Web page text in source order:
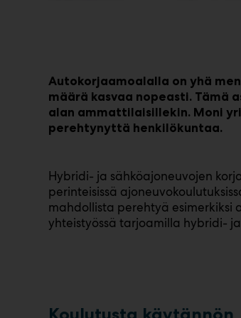
Autokorjaamoalalla on yhä
määrä kasvaa nopeasti. Tämä
alan ammattilaisillekin. Moni
perehtynyttä henkilökuntaa.
Hybridi- ja sähköajoneuvojen
perinteisissä
mahdollista perehtyä esimerkiksi
yhteistyössä tarjoamilla hybridi-